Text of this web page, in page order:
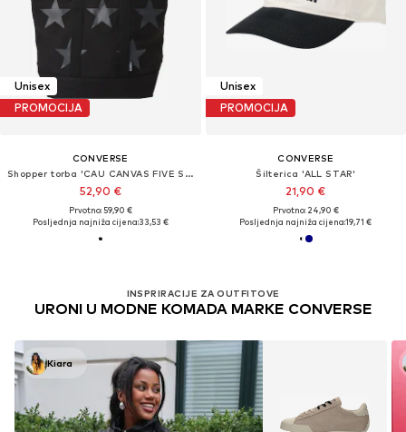
Unisex
PROMOCIJA
CONVERSE
Shopper torba 'CAU CANVAS FIVE STAR'
52,90 €
Prvotno: 59,90 €
Posljednja najniža cijena:33,53 €
Unisex
PROMOCIJA
CONVERSE
Šilterica 'ALL STAR'
21,90 €
Prvotno: 24,90 €
Posljednja najniža cijena:19,71 €
INSPRIRACIJE ZA OUTFITOVE
URONI U MODNE KOMADA MARKE CONVERSE
Kiara